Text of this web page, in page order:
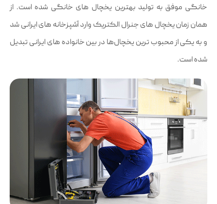
خانگی موفق به تولید بهترین یخچال های خانگی شده است. از
همان زمان یخچال های جنرال الکتریک وارد آشپزخانه های ایرانی شد
و به یکی از محبوب ترین یخچال‌ها در بین خانواده های ایرانی تبدیل
شده است.